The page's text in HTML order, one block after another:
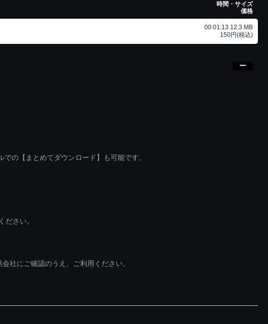
時間・サイズ
価格
00:01:13 12.3 MB
150円(税込)
の【まとめてダウンロード】も可能です。
ださい。
社にご確認のうえ、ご利用ください。